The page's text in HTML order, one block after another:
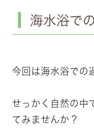
海水浴で
今回は海水浴での
せっかく自然の中
てみませんか？